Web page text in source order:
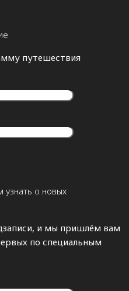
путешествия
о новых
и мы пришлём вам
по специальным